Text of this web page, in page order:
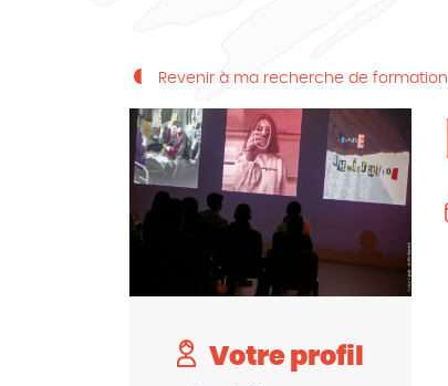
Revenir à ma recherche de formation
Votre profil